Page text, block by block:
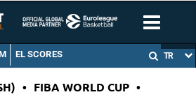
EL SCORES TR
• FIBA WORLD CUP •